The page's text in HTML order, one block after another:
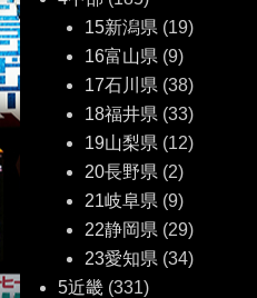
15新潟県 (19)
16富山県 (9)
17石川県 (38)
18福井県 (33)
19山梨県 (12)
20長野県 (2)
21岐阜県 (9)
22静岡県 (29)
23愛知県 (34)
5近畿(331)